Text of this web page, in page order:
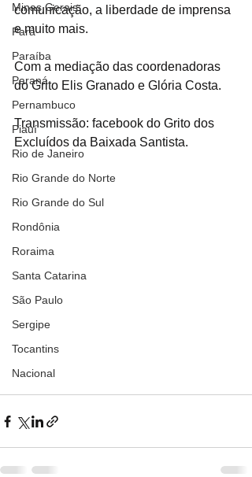
Minas Gerais
Pará
Paraíba
Paraná
Pernambuco
Piauí
Rio de Janeiro
Rio Grande do Norte
Rio Grande do Sul
Rondônia
Roraima
Santa Catarina
São Paulo
Sergipe
Tocantins
Nacional
comunicação, a liberdade de imprensa
e muito mais.
Com a mediação das coordenadoras
do Grito Elis Granado e Glória Costa.
Transmissão: facebook do Grito dos
Excluídos da Baixada Santista.